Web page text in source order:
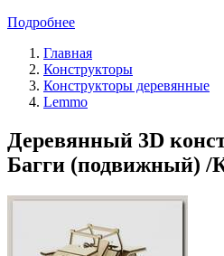
Подробнее
Главная
Конструкторы
Конструкторы деревянные
Lemmo
Деревянный 3D
Багги (подвижный) /